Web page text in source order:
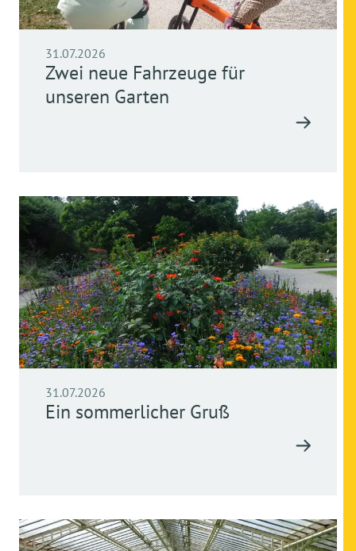
31.07.2026
Zwei neue Fahrzeuge für
unseren Garten
31.07.2026
Ein sommerlicher Gruß